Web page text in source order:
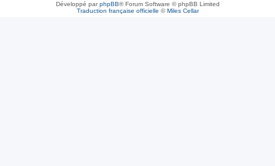
Développé parphpBB® Forum Software © phpBB Limited
Traduction française officielle ©Miles Cellar